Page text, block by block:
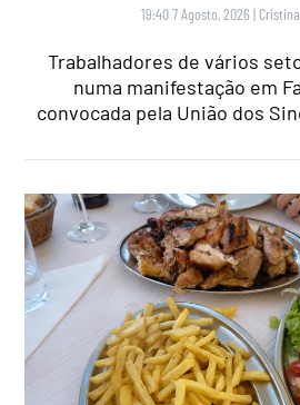
19:40 7 Agosto, 2026 |
Trabalhadores de vários
numa manifestação em
convocada pela União dos